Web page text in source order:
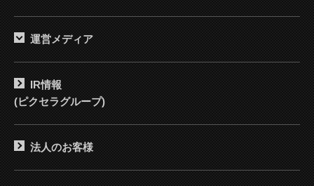
運営メディア
IR情報
(ピクセラグループ)
法人のお客様